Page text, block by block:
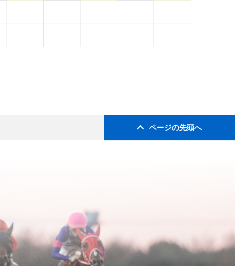
ページの先頭へ